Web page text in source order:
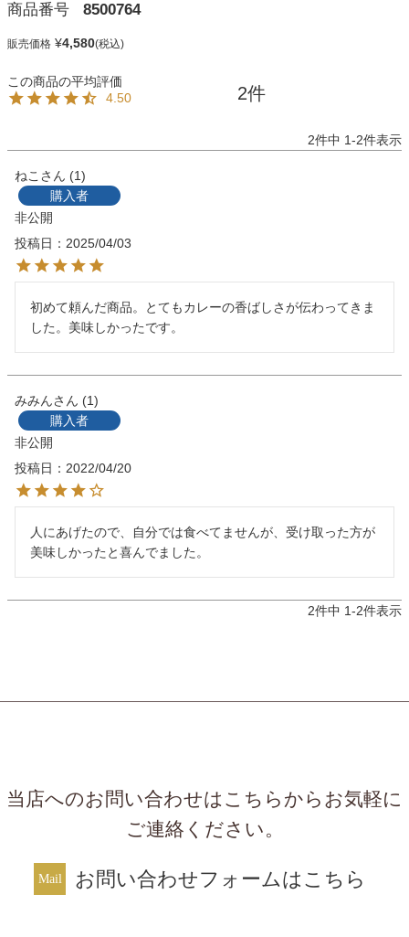
商品番号 8500764
販売価格 ¥4,580
4.50 2
2件中 1-2件表示
ねこ
1
購入者
非公開
投稿日
2025/04/03
初めて頼んだ商品。とてもカレーの香ばしさが伝わってきま
した。美味しかったです。
みみん
1
購入者
非公開
投稿日
2022/04/20
人にあげたので、自分では食べてませんが、受け取った方が
美味しかったと喜んでました。
2件中 1-2件表示
当店へのお問い合わせはこちらからお気軽に
ご連絡ください。
お問い合わせフォームはこちら